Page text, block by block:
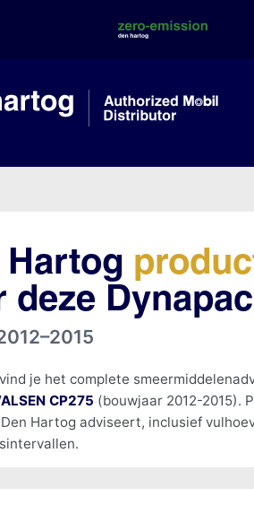
Hartog
deze
je het complete
CP275 (bouwjaar 2012-2015).
Hartog adviseert, inclusief